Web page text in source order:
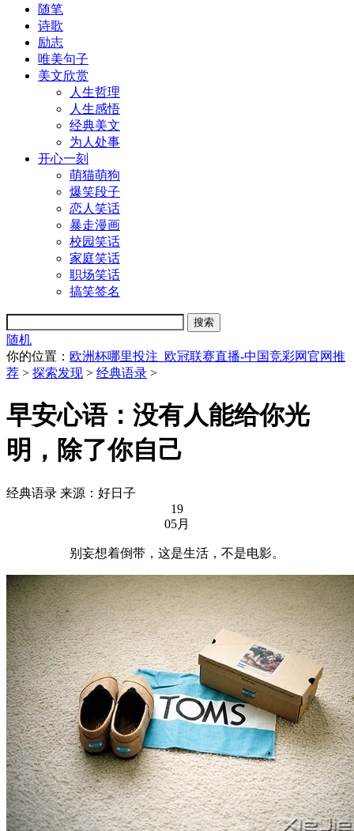
随笔
诗歌
励志
唯美句子
美文欣赏
人生哲理
人生感悟
经典美文
为人处事
开心一刻
萌猫萌狗
爆笑段子
恋人笑话
暴走漫画
校园笑话
家庭笑话
职场笑话
搞笑签名
随机
你的位置： 欧洲杯哪里投注_欧冠联赛直播-中国竞彩网官网推
荐 > 探索发现 > 经典语录 >
早安心语：没有人能给你光
明，除了你自己
经典语录 来源：好日子
19
05月
别妄想着倒带，这是生活，不是电影。